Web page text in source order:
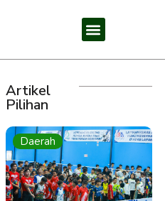
Artikel
Pilihan
Daerah